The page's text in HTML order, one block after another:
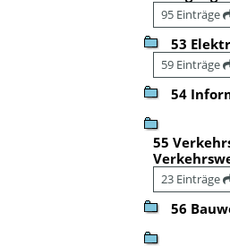
95 Einträge
53
59 Einträge
54
55
23 Einträge
56